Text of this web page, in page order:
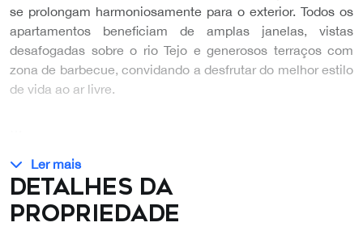
se prolongam harmoniosamente para o exterior. Todos os
apartamentos beneficiam de amplas janelas, vistas
desafogadas sobre o rio Tejo e generosos terraços com
zona de barbecue, convidando a desfrutar do melhor estilo
de vida ao ar livre.
Ler mais
Detalhes da
propriedade